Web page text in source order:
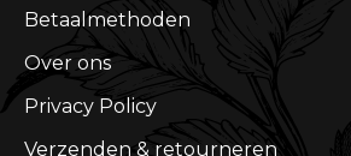
Betaalmethoden
Over ons
Privacy Policy
Verzenden & retourneren